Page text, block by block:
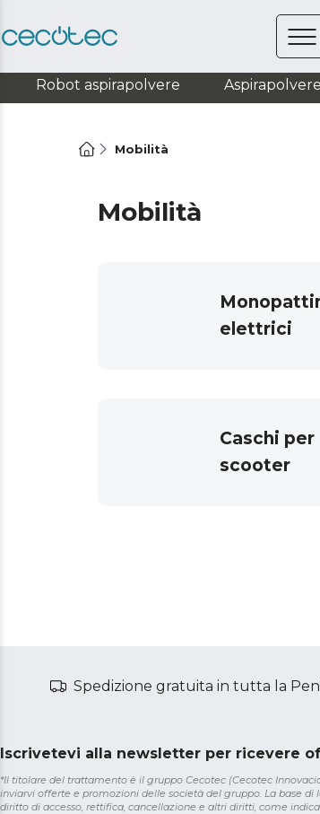
Robot aspirapolvere
Mobilità
Mobilità
elettrici
Caschi per
scooter
Spedizione gratuita in tutta la
Iscrivetevi alla newsletter per ricevere
*Il titolare del trattamento è il gruppo Cecotec (Cecotec
inviarvi offerte e promozioni delle società del gruppo. La base
diritto di accesso, rettifica, cancellazione e altri diritti, come